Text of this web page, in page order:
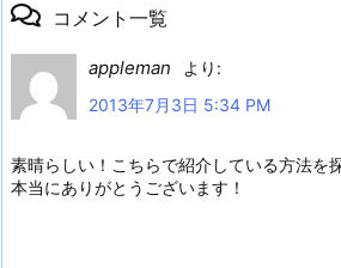
コメント一覧
appleman
より:
2013年7月3日 5:34 PM
素晴らしい！こちらで紹介している方法を
本当にありがとうございます！